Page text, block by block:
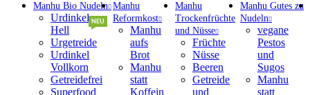
Manhu Bio Nudeln
Urdinkel
Hell
Urgetreide
Urdinkel
Vollkorn
Getreidefrei
NEU
Superfood
Manhu
Reformkost
Manhu
aufs
Brot
Manhu
statt
Koffein
Manhu
Trockenfrüchte
und Nüsse
Früchte
Nüsse
Beeren
Getreide
und
Manhu Gutes zu
Nudeln
vegane
Pestos
und
Sugos
Manhu
statt